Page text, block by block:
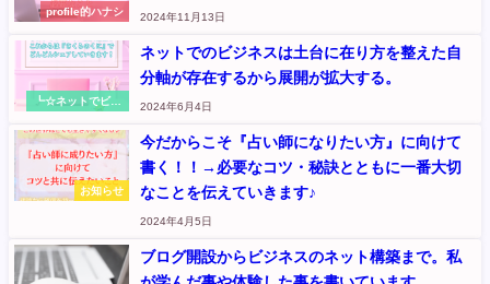
profile的ハナシ
2024年11月13日
┗☆ネットでビジ
入口を作る（元
『さくらのくに』
記事
ネットでのビジネスは土台に在り方を整えた自
分軸が存在するから展開が拡大する。
2024年6月4日
お知らせ
今だからこそ『占い師になりたい方』に向けて
書く！！→必要なコツ・秘訣とともに一番大切
なことを伝えていきます♪
2024年4月5日
ブログ開設からビジネスのネット構築まで。私